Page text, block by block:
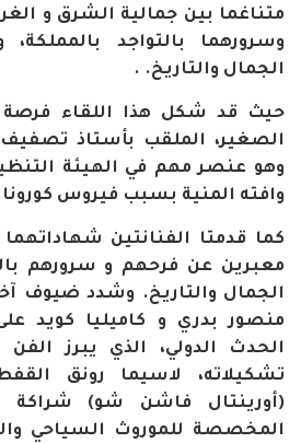
متناغما بين جمالية الشرق و
وسرورهما بالتواجد
الجمال والتاريخ. .
حيث قد شكل هذا اللقاء فرصة
الصغير، الملقب بأستاذ
وهو عنصر مهم في الهيئة
وافته المنية بسبب فيروس
كما قدمتا الفنانتين
معبرين عن فرحهم و سرورهم
الجمال والتاريخ. وشدد ضيوف
منصور بدري و كاميليا كويد
الحدث الدولي، الذي يبرز
تشكيلاته، لاسيما رونق
(أورينتال فاشن شو) شراكة
المخصصة للموروث السياحي